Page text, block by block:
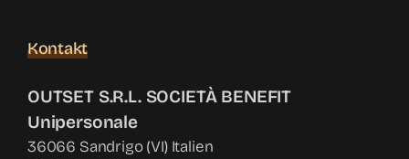
Kontakt
OUTSET S.R.L. SOCIETÀ BENEFIT
Unipersonale
36066 Sandrigo (VI) Italien